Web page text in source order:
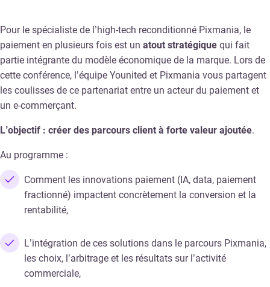
Pour le spécialiste de l’high-tech reconditionné Pixmania, le
paiement en plusieurs fois est un atout stratégique qui fait
partie intégrante du modèle économique de la marque. Lors de
cette conférence, l’équipe Younited et Pixmania vous partagent
les coulisses de ce partenariat entre un acteur du paiement et
un e-commerçant.
L’objectif : créer des parcours client à forte valeur ajoutée.
Au programme :
Comment les innovations paiement (IA, data, paiement
fractionné) impactent concrètement la conversion et la
rentabilité,
L’intégration de ces solutions dans le parcours Pixmania,
les choix, l’arbitrage et les résultats sur l’activité
commerciale,